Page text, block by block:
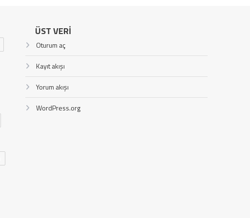
ÜST VERI
Oturum aç
Kayıt akışı
Yorum akışı
WordPress.org